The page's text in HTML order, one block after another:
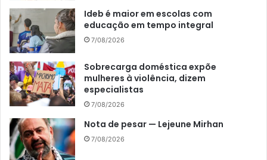
Ideb é maior em escolas com
educação em tempo integral
7/08/2026
Sobrecarga doméstica expõe
mulheres à violência, dizem
especialistas
7/08/2026
Nota de pesar — Lejeune Mirhan
7/08/2026